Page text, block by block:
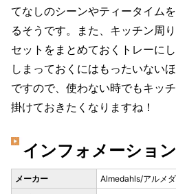
てなしのシーンやティータイム
るそうです。また、キッチン周
セットをまとめておくトレーにし
しまっておくにはもったいない
ですので、使わない時でもキッ
掛けておきたくなりますね！
インフォメーション
メーカー
Almedahls/アルメ